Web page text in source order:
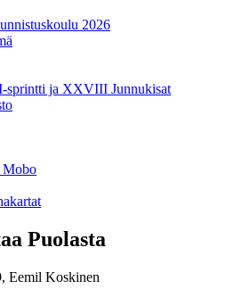
2026
sprintti ja XXVIII Junnukisat
Mobo
Puolasta
Eemil Koskinen